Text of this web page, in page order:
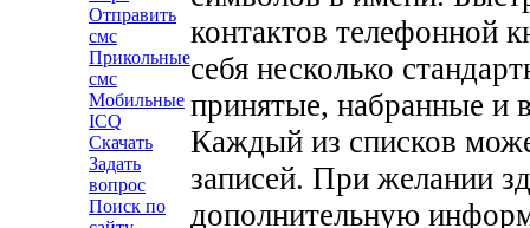
Отправить
смс
Прикольные
смс
Мобильные
ICQ
Скачать
Задать
вопрос
Поиск по
контактов телефонной
себя несколько
принятые, набранные и
Каждый из списков
записей. При желании
дополнительную